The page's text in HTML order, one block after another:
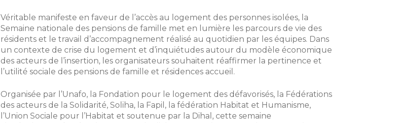
Véritable manifeste en faveur de l’accès au logement des personnes isolées, la
Semaine nationale des pensions de famille met en lumière les parcours de vie des
résidents et le travail d’accompagnement réalisé au quotidien par les équipes. Dans
un contexte de crise du logement et d’inquiétudes autour du modèle économique
des acteurs de l’insertion, les organisateurs souhaitent réaffirmer la pertinence et
l’utilité sociale des pensions de famille et résidences accueil.
Organisée par l’Unafo, la Fondation pour le logement des défavorisés, la Fédérations
des acteurs de la Solidarité, Soliha, la Fapil, la fédération Habitat et Humanisme,
l’Union Sociale pour l’Habitat et soutenue par la Dihal, cette semaine